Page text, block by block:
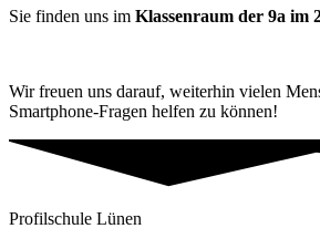
Sie finden uns im Klassenraum der 9a im
Wir freuen uns darauf, weiterhin vielen
Smartphone-Fragen helfen zu können!
Profilschule Lünen